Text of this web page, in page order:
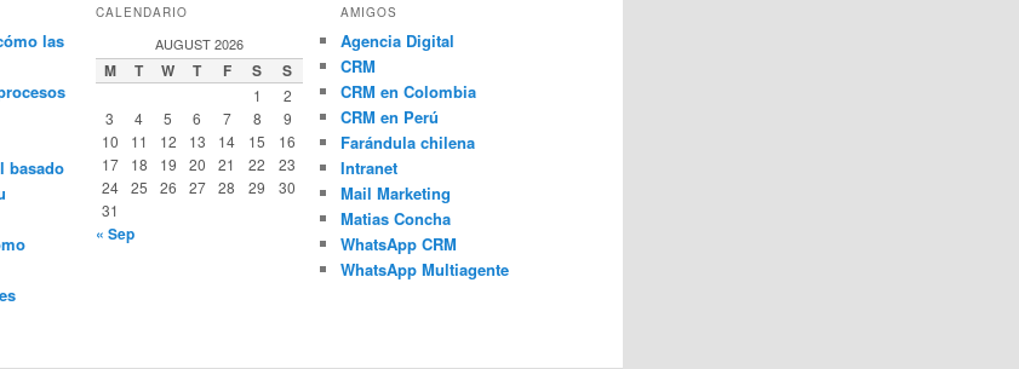
las
basado
CALENDARIO
AUGUST 2026
M T W T F S S
1
2
3
4 5 6 7 8
9
10
11 12 13 14 15
16
17
18 19 20 21 22
23
24
25 26 27 28 29
30
31
« Sep
AMIGOS
Agencia Digital
CRM
CRM en Colombia
CRM en Perú
Farándula chilena
Intranet
Mail Marketing
Matias Concha
WhatsApp CRM
WhatsApp Multiagente